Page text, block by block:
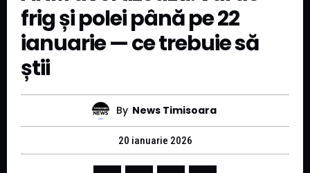
frig și polei până pe 22
ianuarie — ce trebuie să
știi
By News Timisoara
20 ianuarie 2026